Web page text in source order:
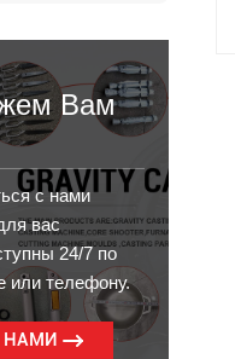
Вам
с нами
вас
24/7 по
или телефону.
НАМИ